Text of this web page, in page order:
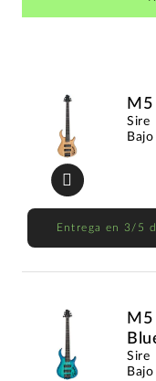
M5
Sire
Entrega en 3/5
M5
Sire